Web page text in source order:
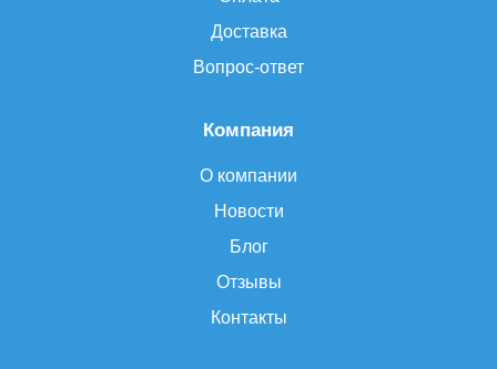
Компания
О компании
Новости
Блог
Отзывы
Контакты
Доставка
Вопрос-ответ